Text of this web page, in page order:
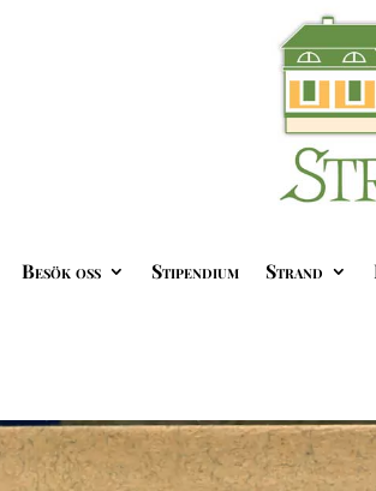
Besök oss Stipendium Strand